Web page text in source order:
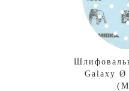
Galaxy Ø